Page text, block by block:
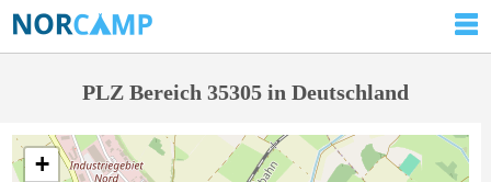
PLZ Bereich 35305 in Deutschland
+